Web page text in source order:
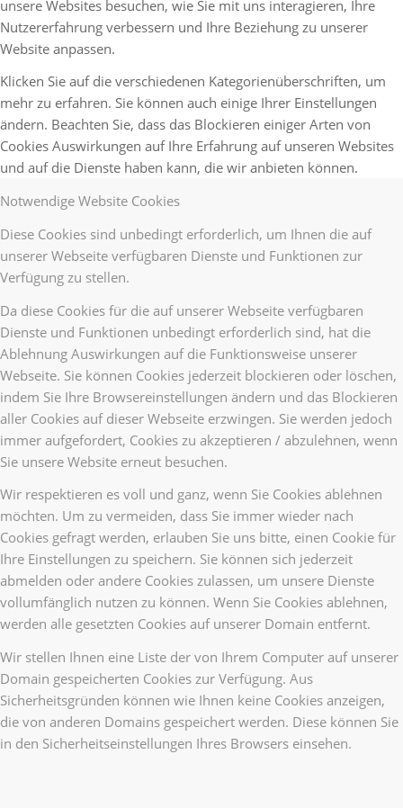
unsere Websites besuchen, wie Sie mit uns interagieren, Ihre
Nutzererfahrung verbessern und Ihre Beziehung zu unserer
Website anpassen.
Klicken Sie auf die verschiedenen Kategorienüberschriften, um
mehr zu erfahren. Sie können auch einige Ihrer Einstellungen
ändern. Beachten Sie, dass das Blockieren einiger Arten von
Cookies Auswirkungen auf Ihre Erfahrung auf unseren Websites
und auf die Dienste haben kann, die wir anbieten können.
Notwendige Website Cookies
Diese Cookies sind unbedingt erforderlich, um Ihnen die auf
unserer Webseite verfügbaren Dienste und Funktionen zur
Verfügung zu stellen.
Da diese Cookies für die auf unserer Webseite verfügbaren
Dienste und Funktionen unbedingt erforderlich sind, hat die
Ablehnung Auswirkungen auf die Funktionsweise unserer
Webseite. Sie können Cookies jederzeit blockieren oder löschen,
indem Sie Ihre Browsereinstellungen ändern und das Blockieren
aller Cookies auf dieser Webseite erzwingen. Sie werden jedoch
immer aufgefordert, Cookies zu akzeptieren / abzulehnen, wenn
Sie unsere Website erneut besuchen.
Wir respektieren es voll und ganz, wenn Sie Cookies ablehnen
möchten. Um zu vermeiden, dass Sie immer wieder nach
Cookies gefragt werden, erlauben Sie uns bitte, einen Cookie für
Ihre Einstellungen zu speichern. Sie können sich jederzeit
abmelden oder andere Cookies zulassen, um unsere Dienste
vollumfänglich nutzen zu können. Wenn Sie Cookies ablehnen,
werden alle gesetzten Cookies auf unserer Domain entfernt.
Wir stellen Ihnen eine Liste der von Ihrem Computer auf unserer
Domain gespeicherten Cookies zur Verfügung. Aus
Sicherheitsgründen können wie Ihnen keine Cookies anzeigen,
die von anderen Domains gespeichert werden. Diese können Sie
in den Sicherheitseinstellungen Ihres Browsers einsehen.